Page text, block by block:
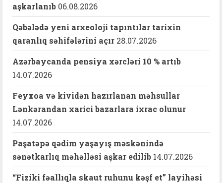
aşkarlanıb 06.08.2026
Qəbələdə yeni arxeoloji tapıntılar tarixin
qaranlıq səhifələrini açır 28.07.2026
Azərbaycanda pensiya xərcləri 10 % artıb
14.07.2026
Feyxoa və kividən hazırlanan məhsullar
Lənkərandan xarici bazarlara ixrac olunur
14.07.2026
Paşatəpə qədim yaşayış məskənində
sənətkarlıq məhəlləsi aşkar edilib 14.07.2026
“Fiziki fəallıqla skaut ruhunu kəşf et” layihəsi